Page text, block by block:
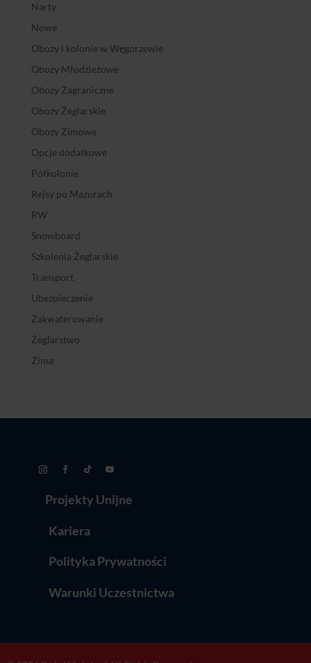
Narty
Nowe
Obozy i kolonie w Węgorzewie
Obozy Młodzieżowe
Obozy Zagraniczne
Obozy Żeglarskie
Obozy Zimowe
Opcje dodatkowe
Półkolonie
Rejsy po Mazurach
RW
Snowboard
Szkolenia Żeglarskie
Transport
Ubezpieczenie
Zakwaterowanie
Żeglarstwo
Zima
Projekty Unijne
Kariera
Polityka Prywatności
Warunki Uczestnictwa